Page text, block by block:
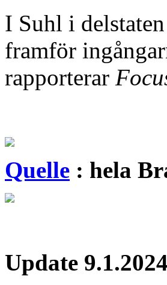
I Suhl i
framför
rapporterar
Quelle : hela
Update